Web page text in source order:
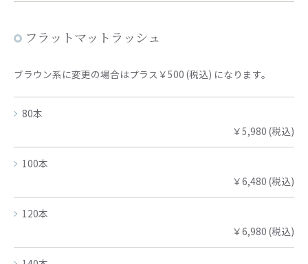
フラットマットラッシュ
ブラウン系に変更の場合はプラス￥500 (税込) になります。
80本
￥5,980 (税込)
100本
￥6,480 (税込)
120本
￥6,980 (税込)